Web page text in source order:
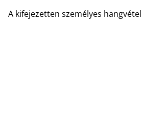
A kifejezetten személyes